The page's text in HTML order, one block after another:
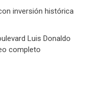
inversión histórica
Luis Donaldo
completo